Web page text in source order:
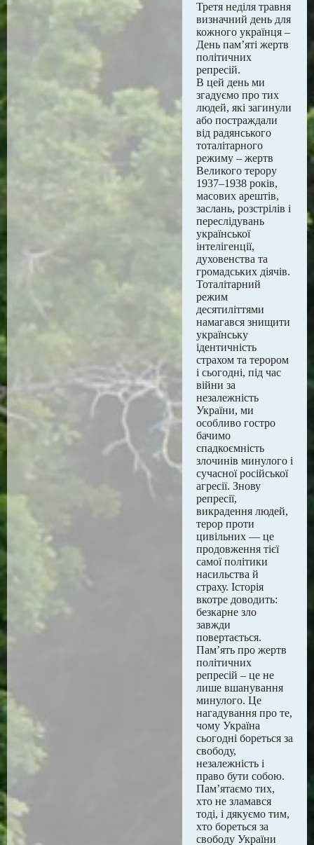
Третя неділя травня
визначний день для
кожного українця –
День пам’яті жертв
політичних
репресій.
В цей день ми
згадуємо про тих
людей, які загинули
або постраждали
від радянського
тоталітарного
режиму – жертв
Великого терору
1937–1938 років,
масових арештів,
заслань, розстрілів і
переслідувань
української
інтелігенції,
духовенства та
громадських діячів.
Тоталітарний
режим
десятиліттями
намагався знищити
українську
ідентичність
страхом та терором
і сьогодні, під час
війни за
незалежність
України, ми
особливо гостро
бачимо
спадкоємність
злочинів минулого і
сучасної російської
агресії. Знову
репресії,
викрадення людей,
терор проти
цивільних — це
продовження тієї
самої політики
насильства й
страху. Історія
вкотре доводить:
безкарне зло
завжди
повертається.
Пам’ять про жертв
політичних
репресій – це не
лише вшанування
минулого. Це
нагадування про те,
чому Україна
сьогодні бореться за
свободу,
незалежність і
право бути собою.
Пам’ятаємо тих,
хто не зламався
тоді, і дякуємо тим,
хто бореться за
свободу України